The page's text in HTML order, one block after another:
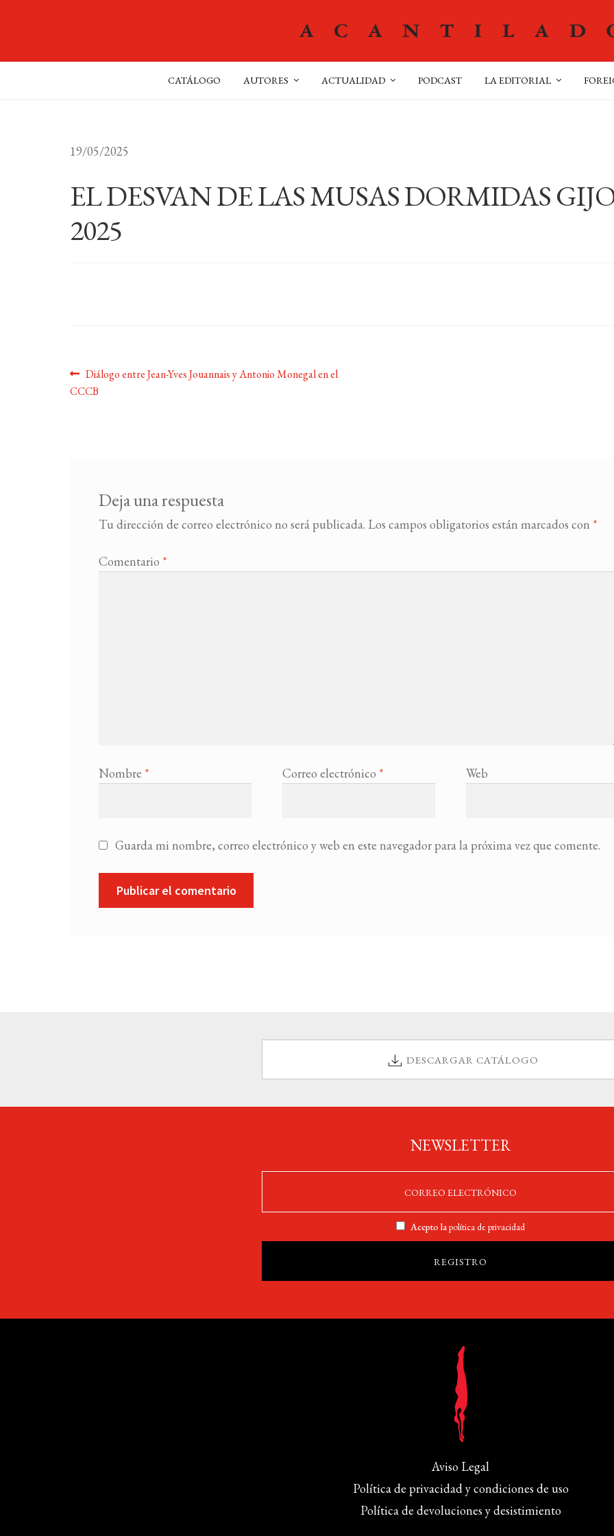
CATÁLOGO AUTORES ACTUALIDAD PODCAST LA EDITORIAL
19/05/2025
EL DESVAN DE LAS MUSAS DORMIDAS
2025
Navegación
de
Anterior:
Diálogo entre Jean-Yves Jouannais y Antonio Monegal en el
CCCB
Deja una respuesta
Tu dirección de correo electrónico no será publicada. Los campos obligatorios están marcados con *
Comentario *
Nombre * Correo electrónico * Web
Guarda mi nombre, correo electrónico y web en este navegador para la próxima vez que comente.
DESCARGAR CATÁLOGO
NEWSLETTER
Acepto lapolítica de privacidad
Aviso Legal
Política de privacidad y condiciones de uso
Política de devoluciones y desistimiento